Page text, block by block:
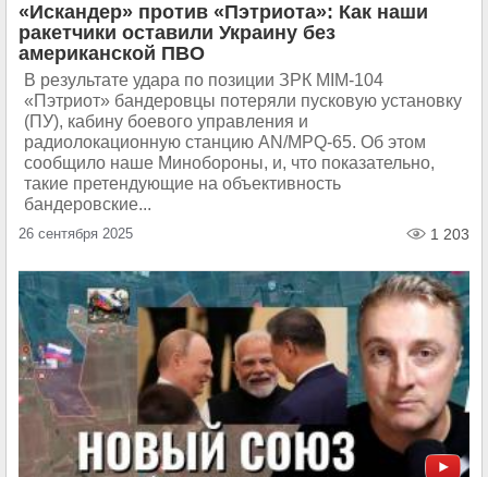
«Искандер» против «Пэтриота»: Как наши
ракетчики оставили Украину без
американской ПВО
В результате удара по позиции ЗРК MIM-104
«Пэтриот» бандеровцы потеряли пусковую установку
(ПУ), кабину боевого управления и
радиолокационную станцию AN/MPQ-65. Об этом
сообщило наше Минобороны, и, что показательно,
такие претендующие на объективность
бандеровские...
26 сентября 2025 1 203